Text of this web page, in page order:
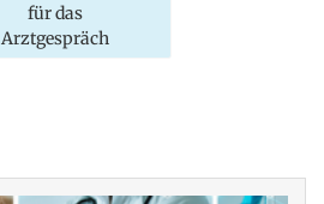
für das
Arztgespräch